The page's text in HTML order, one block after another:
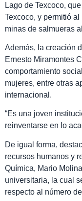
Lago de Texcoco,
Texcoco, y permitió
minas de salmueras
Además, la creación
Ernesto Miramontes
comportamiento
mujeres, entre otras
internacional.
“Es una joven
reinventarse en lo
De igual forma,
recursos humanos y
Química, Mario
universitaria, la cual
respecto al número